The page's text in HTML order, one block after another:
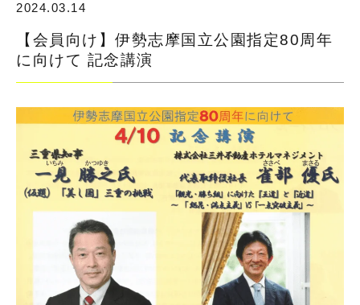
2024.03.14
【会員向け】伊勢志摩国立公園指定80周年
に向けて 記念講演